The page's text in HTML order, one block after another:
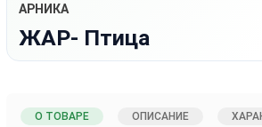
АРНИКА
ЖАР- Птица
О ТОВАРЕ ОПИСАНИЕ